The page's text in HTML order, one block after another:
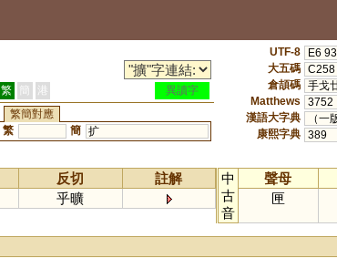
繁 簡 港
異讀字
繁簡對應
繁
簡 扩
UTF-8
E6
大五碼 C258
倉頡碼 手戈
Matthews
3752
漢語大字典
（
康熙字典 389
反切
註解
乎曠
中
古
音
聲母
匣